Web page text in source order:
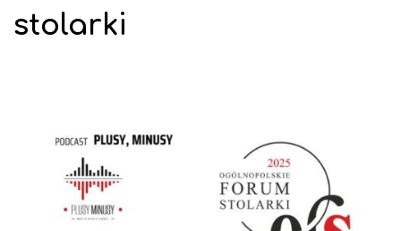
stolarki